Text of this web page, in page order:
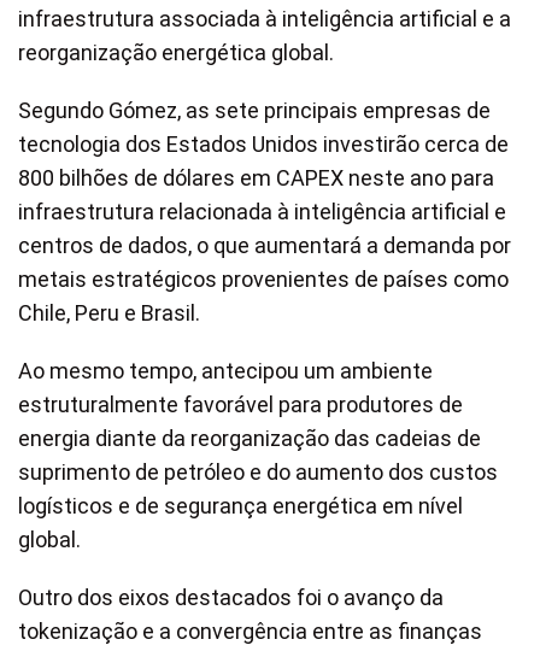
infraestrutura associada à inteligência artificial e a
reorganização energética global.
Segundo Gómez, as sete principais empresas de
tecnologia dos Estados Unidos investirão cerca de
800 bilhões de dólares em CAPEX neste ano para
infraestrutura relacionada à inteligência artificial e
centros de dados, o que aumentará a demanda por
metais estratégicos provenientes de países como
Chile, Peru e Brasil.
Ao mesmo tempo, antecipou um ambiente
estruturalmente favorável para produtores de
energia diante da reorganização das cadeias de
suprimento de petróleo e do aumento dos custos
logísticos e de segurança energética em nível
global.
Outro dos eixos destacados foi o avanço da
tokenização e a convergência entre as finanças